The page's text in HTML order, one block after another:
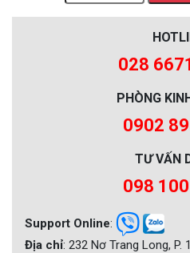
028
PHÒNG
0902
TƯ VẤN
098
Support Online:
Địa chỉ: 232 Nơ Trang Long, P.